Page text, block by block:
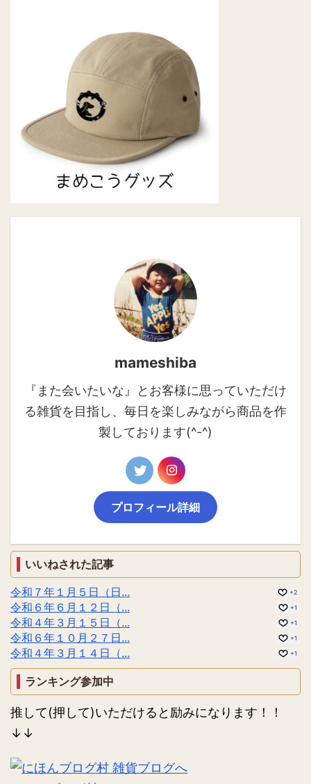
mameshiba
『また会いたいな』とお客様に思っていただけ
る雑貨を目指し、毎日を楽しみながら商品を作
製しております(^-^)
プロフィール詳細
いいねされた記事
令和７年１月５日（日...
+2
令和６年６月１２日（... +1
令和４年３月１５日（... +1
令和６年１０月２７日... +1
令和４年３月１４日（... +1
ランキング参加中
推して(押して)いただけると励みになります！！
↓↓